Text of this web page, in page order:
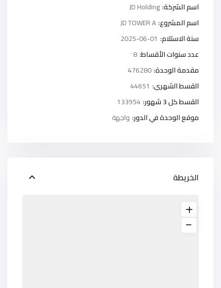
اسم الشركة:JD Holding
اسم المشروع:JD TOWER A
سنة الاستلام: 2025-06-01
عدد سنوات الأقساط:8
مقدمة الوحدة:476280
القسط الشهرى: 44651
القسط كل 3 شهور:
133954
موقع الوحدة في الدور: واجهة
الخريطة